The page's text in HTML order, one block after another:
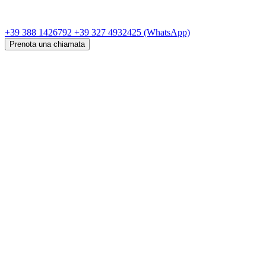
+39 388 1426792 +39 327 4932425 (WhatsApp)
Prenota una chiamata